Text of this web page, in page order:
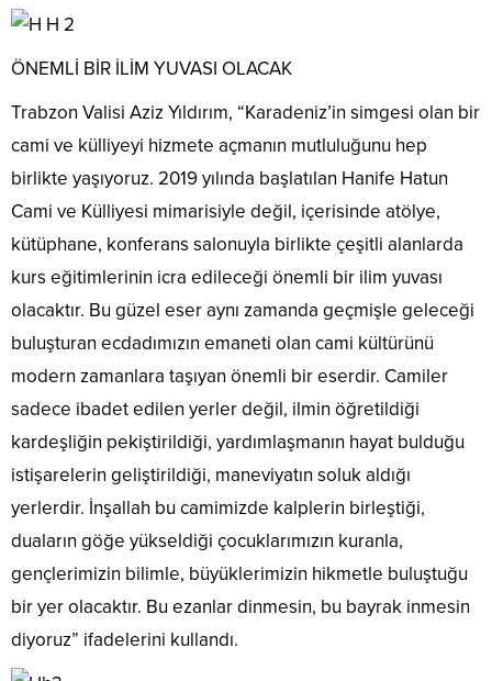
ÖNEMLİ BİR İLİM YUVASI OLACAK
Trabzon Valisi Aziz Yıldırım, “Karadeniz’in simgesi olan bir
cami ve külliyeyi hizmete açmanın mutluluğunu hep
birlikte yaşıyoruz. 2019 yılında başlatılan Hanife Hatun
Cami ve Külliyesi mimarisiyle değil, içerisinde atölye,
kütüphane, konferans salonuyla birlikte çeşitli alanlarda
kurs eğitimlerinin icra edileceği önemli bir ilim yuvası
olacaktır. Bu güzel eser aynı zamanda geçmişle geleceği
buluşturan ecdadımızın emaneti olan cami kültürünü
modern zamanlara taşıyan önemli bir eserdir. Camiler
sadece ibadet edilen yerler değil, ilmin öğretildiği
kardeşliğin pekiştirildiği, yardımlaşmanın hayat bulduğu
istişarelerin geliştirildiği, maneviyatın soluk aldığı
yerlerdir. İnşallah bu camimizde kalplerin birleştiği,
duaların göğe yükseldiği çocuklarımızın kuranla,
gençlerimizin bilimle, büyüklerimizin hikmetle buluştuğu
bir yer olacaktır. Bu ezanlar dinmesin, bu bayrak inmesin
diyoruz” ifadelerini kullandı.